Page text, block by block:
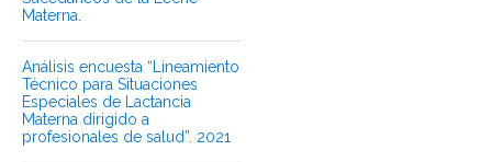
Materna.
Análisis encuesta “Lineamiento
Técnico para Situaciones
Especiales de Lactancia
Materna dirigido a
profesionales de salud”. 2021